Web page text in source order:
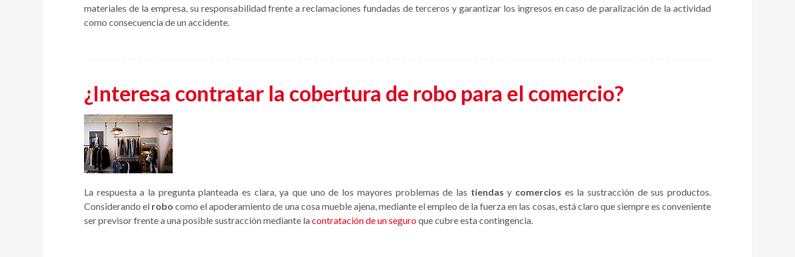
materiales de la empresa, su responsabilidad frente a reclamaciones fundadas de terceros y garantizar los ingresos en caso de paralización de la actividad
como consecuencia de un accidente.
¿Interesa contratar la cobertura de robo para el comercio?
La respuesta a la pregunta planteada es clara, ya que uno de los mayores problemas de las tiendas y comercios es la sustracción de sus productos.
Considerando el robo como el apoderamiento de una cosa mueble ajena, mediante el empleo de la fuerza en las cosas, está claro que siempre es conveniente
ser previsor frente a una posible sustracción mediante lacontratación de un seguroque cubre esta contingencia.